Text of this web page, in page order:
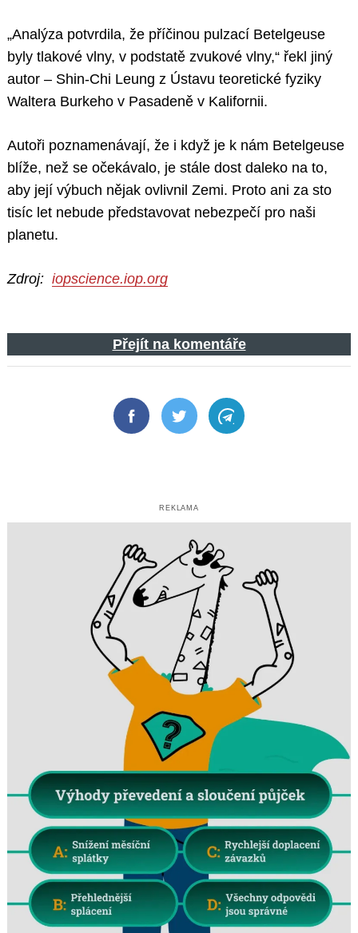
„Analýza potvrdila, že příčinou pulzací Betelgeuse
byly tlakové vlny, v podstatě zvukové vlny,“ řekl jiný
autor – Shin-Chi Leung z Ústavu teoretické fyziky
Waltera Burkeho v Pasadeně v Kalifornii.
Autoři poznamenávají, že i když je k nám Betelgeuse
blíže, než se očekávalo, je stále dost daleko na to,
aby její výbuch nějak ovlivnil Zemi. Proto ani za sto
tisíc let nebude představovat nebezpečí pro naši
planetu.
Zdroj: iopscience.iop.org
Přejít na komentáře
FacebookTwitter Telegram
REKLAMA